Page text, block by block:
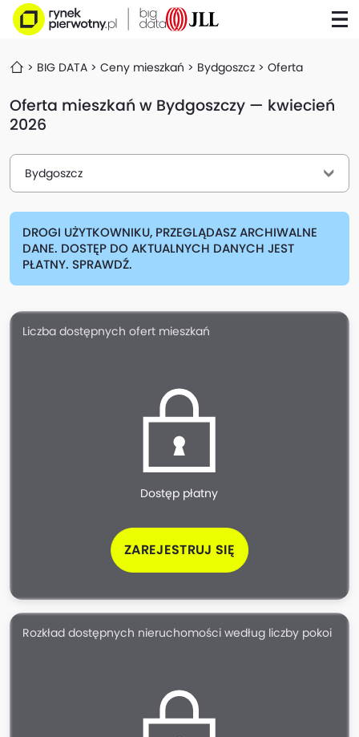
BIG DATA Ceny mieszkań Bydgoszcz Oferta
Oferta mieszkań w Bydgoszczy — kwiecień
2026
Bydgoszcz
DROGI UŻYTKOWNIKU, PRZEGLĄDASZ ARCHIWALNE
DANE. DOSTĘP DO AKTUALNYCH DANYCH JEST
PŁATNY. SPRAWDŹ.
Liczba dostępnych ofert mieszkań
Dostęp płatny
ZAREJESTRUJ SIĘ
Rozkład dostępnych nieruchomości według liczby pokoi